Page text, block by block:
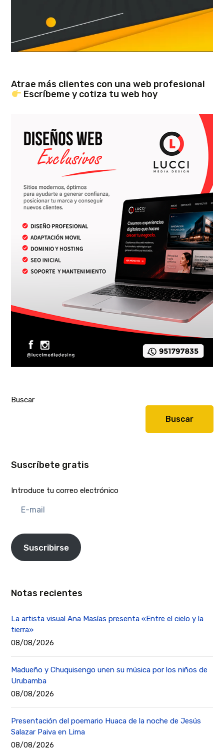
Atrae más clientes con una web profesional
Escríbeme y cotiza tu web hoy
Buscar
Buscar
Suscríbete gratis
Introduce tu correo electrónico
mail
Suscribirse
Notas recientes
La artista visual Ana Masías presenta «Entre el cielo y la
tierra»
08/08/2026
Madueño y Chuquisengo unen su música por los niños de
Urubamba
08/08/2026
Presentación del poemario Huaca de la noche de Jesús
Salazar Paiva en Lima
08/08/2026